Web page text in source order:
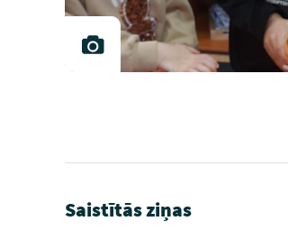
Saistītās ziņas